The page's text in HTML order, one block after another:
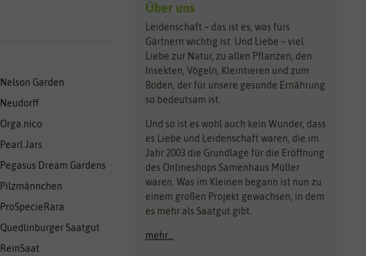
Nelson Garden
Neudorff
Orga.nico
Pearl Jars
Pegasus Dream Gardens
Pilzmännchen
ProSpecieRara
Quedlinburger Saatgut
ReinSaat
Über uns
Leidenschaft – das ist es, was fürs
Gärtnern wichtig ist. Und Liebe – viel
Liebe zur Natur, zu allen Pflanzen, den
Insekten, Vögeln, Kleintieren und zum
Boden, der für unsere gesunde Ernährung
so bedeutsam ist.
Und so ist es wohl auch kein Wunder, dass
es Liebe und Leidenschaft waren, die im
Jahr 2003 die Grundlage für die Eröffnung
des Onlineshops Samenhaus Müller
waren. Was im Kleinen begann ist nun zu
einem großen Projekt gewachsen, in dem
es mehr als Saatgut gibt.
mehr...